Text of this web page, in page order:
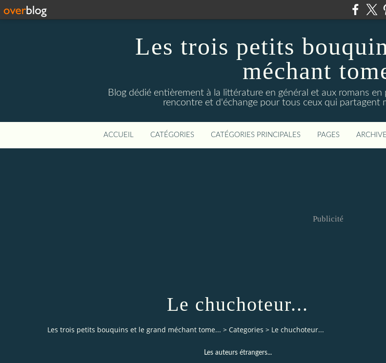
Les trois petits
méchant
Blog dédié entièrement à la littérature en général et aux romans
rencontre et d'échange pour tous ceux qui partagent
ACCUEIL CATÉGORIES CATÉGORIES PRINCIPALES PAGES
Publicité
Le chuchoteur...
Les trois petits bouquins et le grand méchant tome... > Categories > Le chuchoteur...
Les auteurs étrangers...